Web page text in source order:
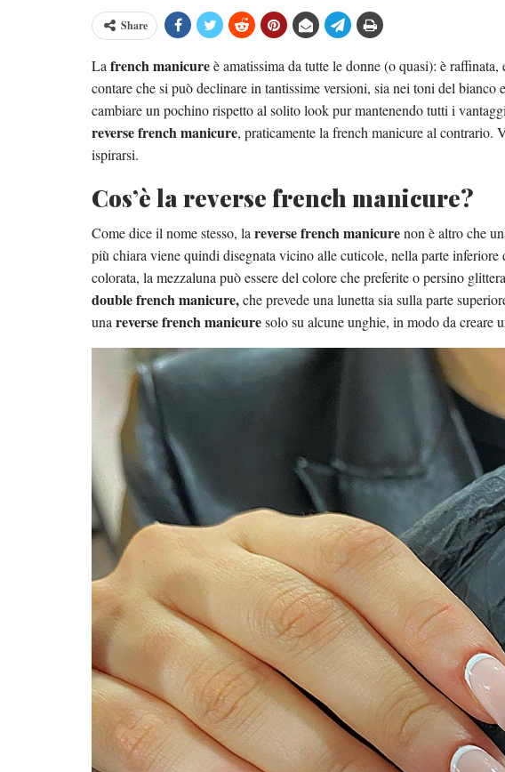
Share
La french manicureè amatissima da tutte le donne (o quasi): è
contare che si può declinare in tantissime versioni, sia nei toni del bianco
cambiare un pochino rispetto al solito look pur mantenendo tutti i
reverse french manicure, praticamente la french manicure al contrario.
ispirarsi.
Cos’è la reverse french manicure?
Come dice il nome stesso, la reverse french manicurenon è altro che
più chiara viene quindi disegnata vicino alle cuticole, nella parte inferiore
colorata, la mezzaluna può essere del colore che preferite o persino
double french manicure,che prevede una lunetta sia sulla parte
una reverse french manicuresolo su alcune unghie, in modo da creare